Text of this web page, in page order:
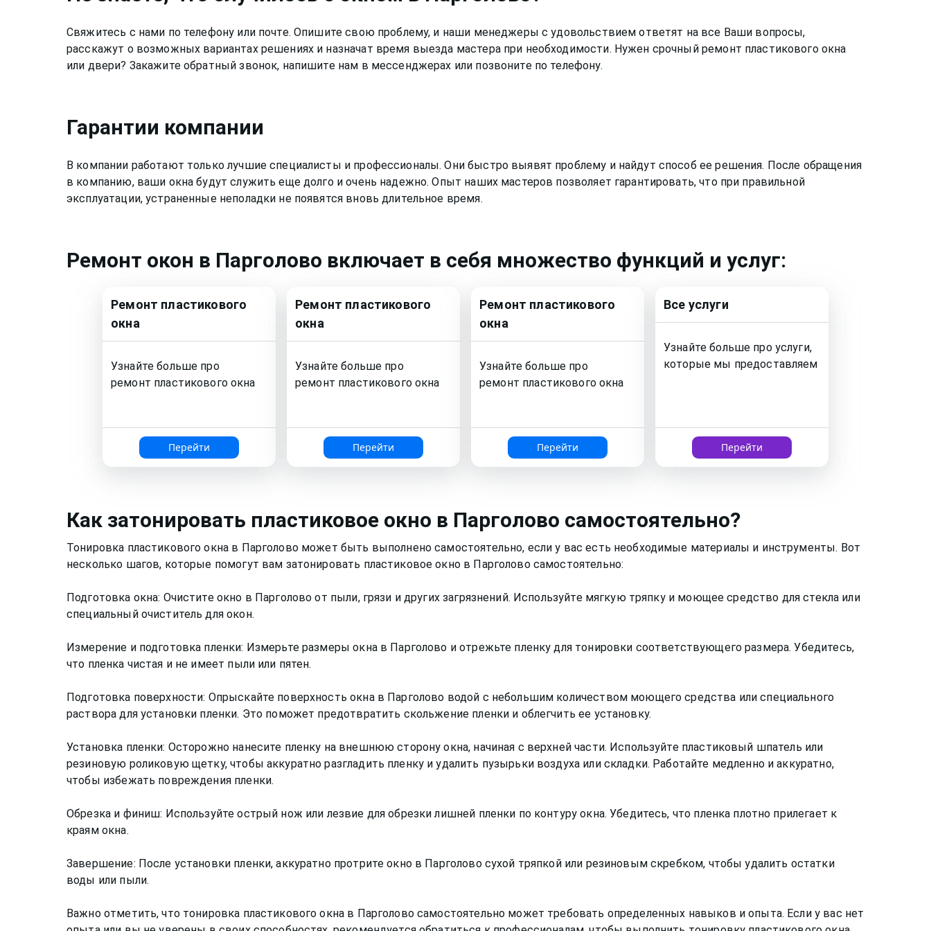
Свяжитесь с нами по телефону или почте. Опишите свою проблему, и наши менеджеры с удовольствием ответят на все Ваши вопросы,
расскажут о возможных вариантах решениях и назначат время выезда мастера при необходимости. Нужен срочный ремонт пластикового окна
или двери? Закажите обратный звонок, напишите нам в мессенджерах или позвоните по телефону.
Гарантии компании
В компании работают только лучшие специалисты и профессионалы. Они быстро выявят проблему и найдут способ ее решения. После обращения
в компанию, ваши окна будут служить еще долго и очень надежно. Опыт наших мастеров позволяет гарантировать, что при правильной
эксплуатации, устраненные неполадки не появятся вновь длительное время.
Ремонт окон в Парголово включает в себя множество функций и услуг:
Ремонт пластикового
окна
Узнайте больше про
ремонт пластикового окна
Перейти
Ремонт пластикового
окна
Узнайте больше про
ремонт пластикового окна
Перейти
Ремонт пластикового
окна
Узнайте больше про
ремонт пластикового окна
Перейти
Все услуги
Узнайте больше про услуги,
которые мы предоставляем
Перейти
Как затонировать пластиковое окно в Парголово самостоятельно?
Тонировка пластикового окна в Парголово может быть выполнено самостоятельно, если у вас есть необходимые материалы и инструменты. Вот
несколько шагов, которые помогут вам затонировать пластиковое окно в Парголово самостоятельно:
Подготовка окна: Очистите окно в Парголово от пыли, грязи и других загрязнений. Используйте мягкую тряпку и моющее средство для стекла или
специальный очиститель для окон.
Измерение и подготовка пленки: Измерьте размеры окна в Парголово и отрежьте пленку для тонировки соответствующего размера. Убедитесь,
что пленка чистая и не имеет пыли или пятен.
Подготовка поверхности: Опрыскайте поверхность окна в Парголово водой с небольшим количеством моющего средства или специального
раствора для установки пленки. Это поможет предотвратить скольжение пленки и облегчить ее установку.
Установка пленки: Осторожно нанесите пленку на внешнюю сторону окна, начиная с верхней части. Используйте пластиковый шпатель или
резиновую роликовую щетку, чтобы аккуратно разгладить пленку и удалить пузырьки воздуха или складки. Работайте медленно и аккуратно,
чтобы избежать повреждения пленки.
Обрезка и финиш: Используйте острый нож или лезвие для обрезки лишней пленки по контуру окна. Убедитесь, что пленка плотно прилегает к
краям окна.
Завершение: После установки пленки, аккуратно протрите окно в Парголово сухой тряпкой или резиновым скребком, чтобы удалить остатки
воды или пыли.
Важно отметить, что тонировка пластикового окна в Парголово самостоятельно может требовать определенных навыков и опыта. Если у вас нет